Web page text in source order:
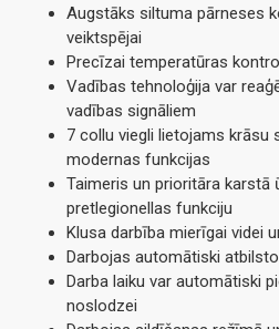
Augstāks siltuma pārneses
veiktspējai
Precīzai temperatūras
Vadības tehnoloģija var
vadības signāliem
7 collu viegli lietojams krāsu
modernas funkcijas
Taimeris un prioritāra karstā
pretlegionellas funkciju
Klusa darbība mierīgai videi
Darbojas automātiski
Darba laiku var automātiski
noslodzei